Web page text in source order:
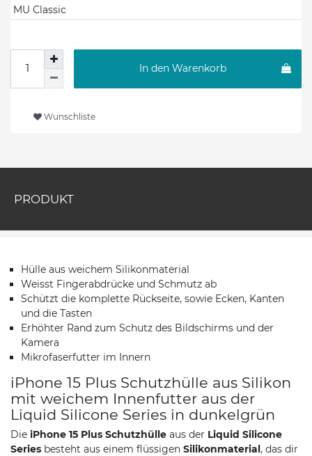
MU Classic
In den Warenkorb
Wunschliste
PRODUKT
Hülle aus weichem Silikonmaterial
Weisst Fingerabdrücke und Schmutz ab
Schützt die komplette Rückseite, sowie Ecken, Kanten
und die Tasten
Erhöhter Rand zum Schutz des Bildschirms und der
Kamera
Mikrofaserfutter im Innern
iPhone 15 Plus Schutzhülle aus Silikon
mit weichem Innenfutter aus der
Liquid Silicone Series in dunkelgrün
Die iPhone 15 Plus Schutzhülle aus der Liquid Silicone
Series besteht aus einem flüssigen Silikonmaterial, das dir